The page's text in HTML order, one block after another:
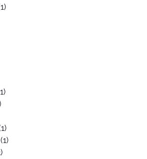
(1)